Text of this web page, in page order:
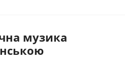
музика